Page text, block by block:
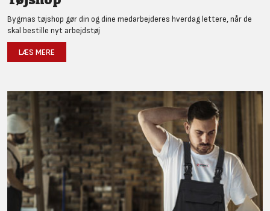
Bygmas tøjshop gør din og dine medarbejderes hverdag lettere, når de
skal bestille nyt arbejdstøj
LÆS MERE